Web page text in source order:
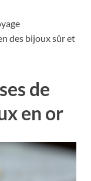
des bijoux sûr et
de
en or